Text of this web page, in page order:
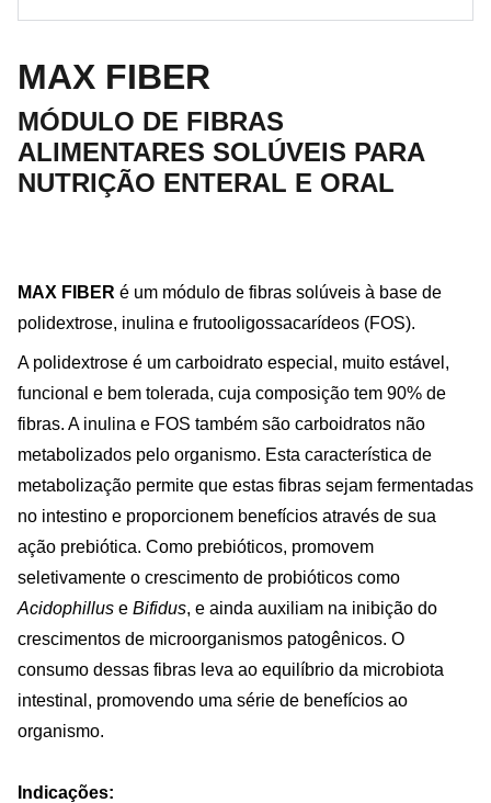
MAX FIBER
MÓDULO DE FIBRAS
ALIMENTARES SOLÚVEIS PARA
NUTRIÇÃO ENTERAL E ORAL
MAX FIBER é um módulo de fibras solúveis à base de
polidextrose, inulina e frutooligossacarídeos (FOS).
A polidextrose é um carboidrato especial, muito estável,
funcional e bem tolerada, cuja composição tem 90% de
fibras. A inulina e FOS também são carboidratos não
metabolizados pelo organismo. Esta característica de
metabolização permite que estas fibras sejam fermentadas
no intestino e proporcionem benefícios através de sua
ação prebiótica. Como prebióticos, promovem
seletivamente o crescimento de probióticos como
Acidophillus e Bifidus, e ainda auxiliam na inibição do
crescimentos de microorganismos patogênicos. O
consumo dessas fibras leva ao equilíbrio da microbiota
intestinal, promovendo uma série de benefícios ao
organismo.
Indicações: